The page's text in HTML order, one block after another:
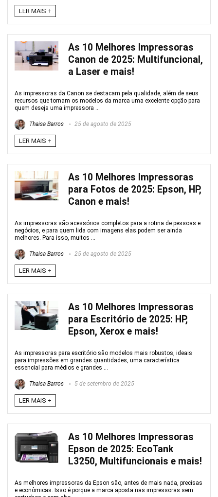
LER MAIS +
As 10 Melhores Impressoras
Canon de 2025: Multifuncional,
a Laser e mais!
As impressoras da Canon se destacam pela qualidade, além de seus
recursos que tornam os modelos da marca uma excelente opção para
quem deseja uma impressora ...
Thaisa Barros 25 de agosto de 2025
LER MAIS +
As 10 Melhores Impressoras
para Fotos de 2025: Epson, HP,
Canon e mais!
As impressoras são acessórios completos para a rotina de pessoas e
negócios, e para quem lida com imagens elas podem ser ainda
melhores. Para isso, muitos ...
Thaisa Barros 25 de agosto de 2025
LER MAIS +
As 10 Melhores Impressoras
para Escritório de 2025: HP,
Epson, Xerox e mais!
As impressoras para escritório são modelos mais robustos, ideais
para impressões em grandes quantidades, uma característica
essencial para médios e grandes ...
Thaisa Barros 5 de setembro de 2025
LER MAIS +
As 10 Melhores Impressoras
Epson de 2025: EcoTank
L3250, Multifuncionais e mais!
As melhores impressoras da Epson são, antes de mais nada, precisas
e econômicas. Isso é porque a marca aposta nas impressoras sem